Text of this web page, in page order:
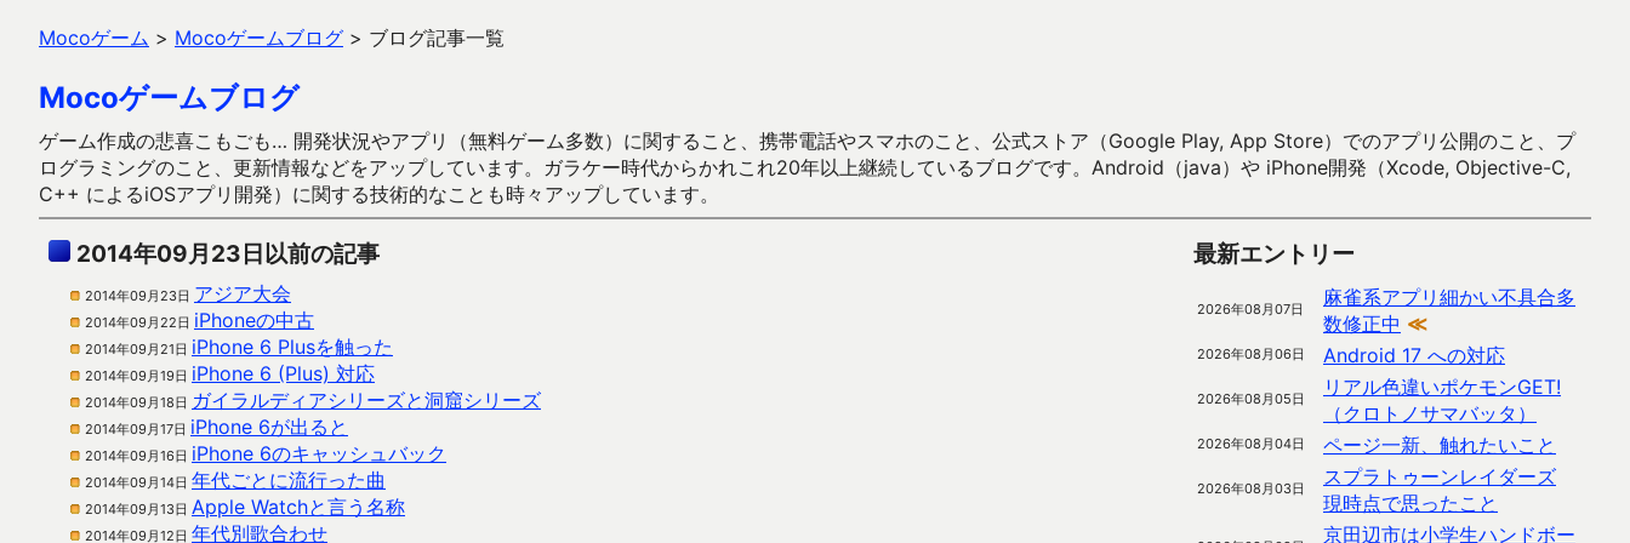
Mocoゲーム > Mocoゲームブログ > ブログ記事一覧
Mocoゲームブログ
ゲーム作成の悲喜こもごも… 開発状況やアプリ（無料ゲーム多数）に関すること、携帯電話やスマホのこと、公式ストア（Google Play, App Store）でのアプリ公開のこと、プ
ログラミングのこと、更新情報などをアップしています。ガラケー時代からかれこれ20年以上継続しているブログです。Android（java）や iPhone開発（Xcode, Objective-C,
C++ によるiOSアプリ開発）に関する技術的なことも時々アップしています。
2014年09月23日以前の記事
2014年09月23日 アジア大会
2014年09月22日 iPhoneの中古
2014年09月21日 iPhone 6 Plusを触った
2014年09月19日 iPhone 6 (Plus) 対応
2014年09月18日 ガイラルディアシリーズと洞窟シリーズ
2014年09月17日 iPhone 6が出ると
2014年09月16日 iPhone 6のキャッシュバック
2014年09月14日 年代ごとに流行った曲
2014年09月13日 Apple Watchと言う名称
2014年09月12日 年代別歌合わせ
最新エントリー
2026年08月07日
麻雀系アプリ細かい不具合多
数修正中 ≪
2026年08月06日 Android 17 への対応
2026年08月05日
リアル色違いポケモンGET!
（クロトノサマバッタ）
2026年08月04日 ページ一新、触れたいこと
2026年08月03日
スプラトゥーンレイダーズ
現時点で思ったこと
京田辺市は小学生ハンドボー